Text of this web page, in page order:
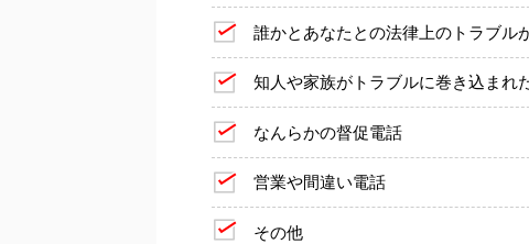
誰かとあなたとの法律上のトラブル
知人や家族がトラブルに巻き込まれ
なんらかの督促電話
営業や間違い電話
その他